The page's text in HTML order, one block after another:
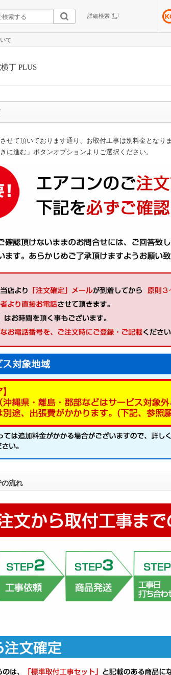
詳細検索
て
丁 PLUS
て頂いております通り、お取付工事は別料金となりま
進む」ボタンオプションよりご選択ください。
の流れ